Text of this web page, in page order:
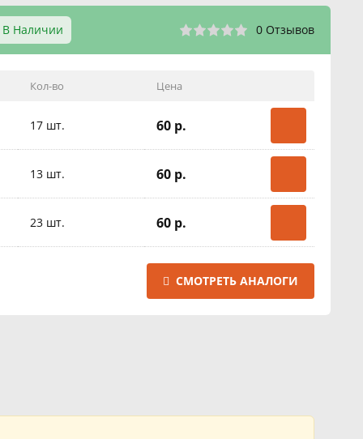
В Наличии 0 Отзывов
Кол-во Цена
17 шт. 60 р.
13 шт. 60 р.
23 шт. 60 р.
СМОТРЕТЬ АНАЛОГИ